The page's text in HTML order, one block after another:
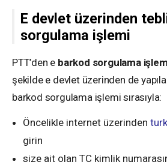
E devlet üzerinden
sorgulama işlemi
PTT’den e barkod sorgulama
şekilde e devlet üzerinden de
barkod sorgulama işlemi sırasıyla:
Öncelikle internet üzerinden
girin
size ait olan TC kimlik